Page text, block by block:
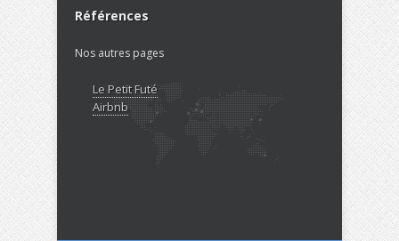
Références
Nos autres pages
Le Petit Futé
Airbnb